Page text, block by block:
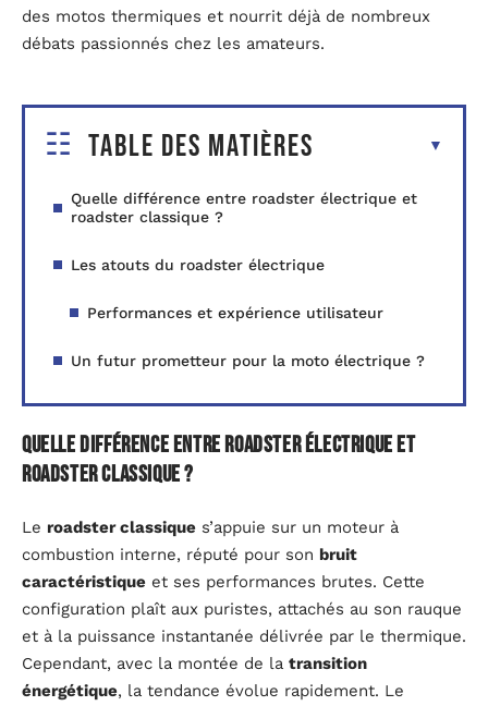
des motos thermiques et nourrit déjà de nombreux
débats passionnés chez les amateurs.
Table des matières
Quelle différence entre roadster électrique et
roadster classique ?
Les atouts du roadster électrique
Performances et expérience utilisateur
Un futur prometteur pour la moto électrique ?
Quelle différence entre roadster électrique et
roadster classique ?
Le roadster classique s’appuie sur un moteur à
combustion interne, réputé pour son bruit
caractéristique et ses performances brutes. Cette
configuration plaît aux puristes, attachés au son rauque
et à la puissance instantanée délivrée par le thermique.
Cependant, avec la montée de la transition
énergétique, la tendance évolue rapidement. Le